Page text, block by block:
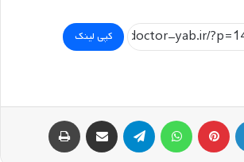
کپی لینک
لینکداین پینتریست تلگرام اشتراک گذاری با ایمیل